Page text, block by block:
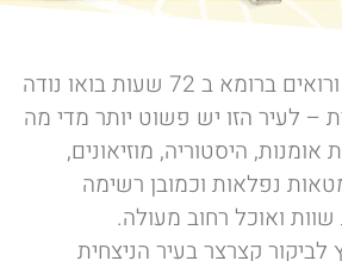
להחליט מה עושים ורואים ברומא ב 72 שעות בואו נודה
– לעיר הזו יש פשוט יותר מדי מה
היסטוריה, מוזיאונים,
נפלאות וכמובן רשימה
ואוכל רחוב מעולה.
קצרצר בעיר הניצחית